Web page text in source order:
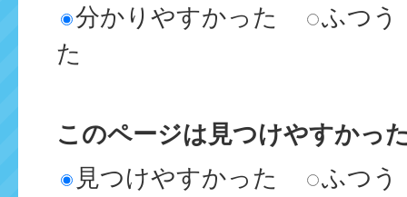
分かりやすかった
ふつう
た
このページは見つけやすかっ
見つけやすかった
ふつう